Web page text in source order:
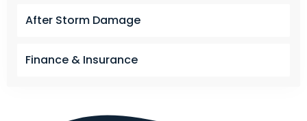
After Storm Damage
Finance & Insurance